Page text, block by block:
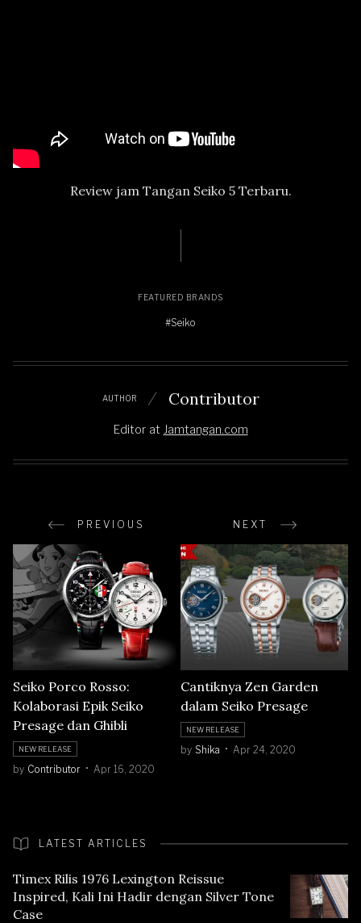
Review jam Tangan Seiko 5 Terbaru.
FEATURED BRANDS
#Seiko
AUTHOR Contributor
Editor at Jamtangan.com
PREVIOUS NEXT
Seiko Porco Rosso:
Kolaborasi Epik Seiko
Presage dan Ghibli
NEW RELEASE
by Contributor Apr 16, 2020
Cantiknya Zen Garden
dalam Seiko Presage
NEW RELEASE
by Shika Apr 24, 2020
LATEST ARTICLES
Timex Rilis 1976 Lexington Reissue
Inspired, Kali Ini Hadir dengan Silver Tone
Case